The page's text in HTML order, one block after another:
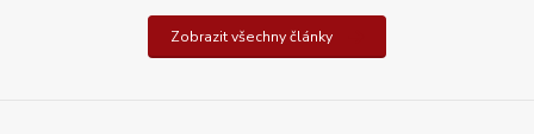
Zobrazit všechny články